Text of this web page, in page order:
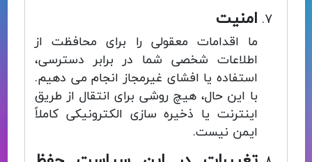
امنیت
ما اقدامات معقولی را برای محافظت از
اطلاعات شخصی شما در برابر دسترسی،
استفاده یا افشای غیرمجاز انجام می دهیم.
با این حال، هیچ روشی برای انتقال از طریق
اینترنت یا ذخیره سازی الکترونیکی کاملاً
ایمن نیست.